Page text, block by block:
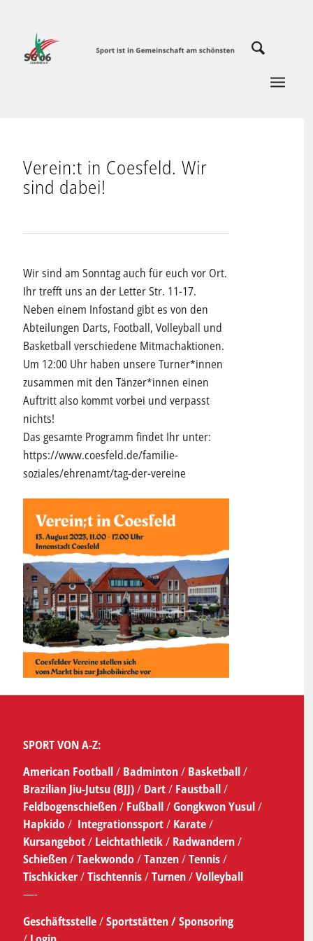
Verein:t in Coesfeld. Wir
sind dabei!
Wir sind am Sonntag auch für euch vor Ort.
Ihr trefft uns an der Letter Str. 11-17.
Neben einem Infostand gibt es von den
Abteilungen Darts, Football, Volleyball und
Basketball verschiedene Mitmachaktionen.
Um 12:00 Uhr haben unsere Turner*innen
zusammen mit den Tänzer*innen einen
Auftritt also kommt vorbei und verpasst
nichts!
Das gesamte Programm findet Ihr unter:
https://www.coesfeld.de/familie-
soziales/ehrenamt/tag-der-vereine
SPORT VON A-Z:
American Football/ Badminton/ Basketball/
Brazilian Jiu-Jutsu (BJJ)/ Dart/ Faustball/
Feldbogenschießen/ Fußball/Gongkwon Yusul/
Hapkido/ Integrationssport/ Karate/
Kursangebot/Leichtathletik/ Radwandern/
Schießen/Taekwondo/Tanzen/Tennis/
Tischkicker/Tischtennis/Turnen/Volleyball
—-
Geschäftsstelle/Sportstätten /Sponsoring